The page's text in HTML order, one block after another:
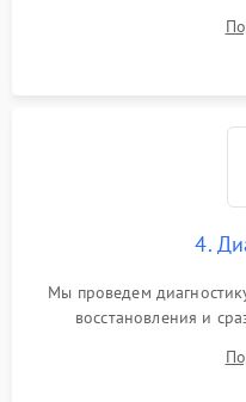
4.
Мы проведем
восстановления и